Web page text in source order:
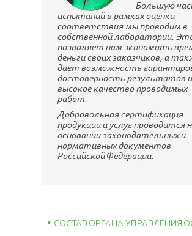
Большую
испытаний в рамках оценки
соответствия мы проводим в
собственной лаборатории.
позволяет нам экономить
деньги своих заказчиков, а
дает возможность
достоверность результатов и
высокое качество проводимых
работ.
Добровольная сертификация
продукции и услуг проводится
основании законодательных и
нормативных документов
Российской Федерации.
СОСТАВ ОРГАНА УПРАВЛЕНИЯ